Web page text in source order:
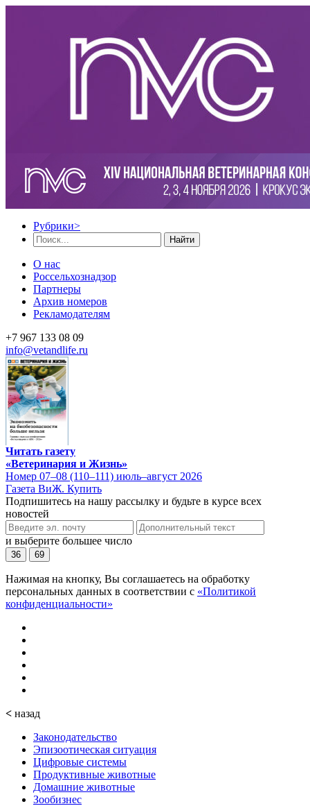
Рубрики>
Найти
О нас
Россельхознадзор
Партнеры
Архив номеров
Рекламодателям
+7 967 133 08 09
info@vetandlife.ru
Читать газету
«Ветеринария и Жизнь»
Номер 07–08 (110–111) июль–август 2026
Газета ВиЖ. Купить
Подпишитесь на нашу рассылку и будьте в курсе всех
новостей
и выберите большее число
36 69
Нажимая на кнопку, Вы соглашаетесь на обработку
персональных данных в соответствии с «Политикой
конфиденциальности»
< назад
Законодательство
Эпизоотическая ситуация
Цифровые системы
Продуктивные животные
Домашние животные
Зообизнес